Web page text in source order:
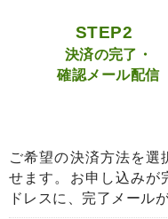
STEP2
決済の完了・
確認メール配信
ご希望の決済方法を選
せます。お申し込みが
ドレスに、完了メール